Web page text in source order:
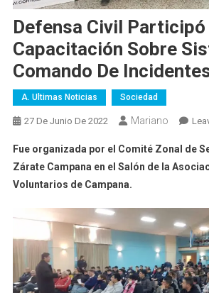
Defensa Civil Participó
Capacitación Sobre
Comando De
A. Ultimas Noticias Sociedad
27 De Junio De 2022 Mariano
Fue organizada por el Comité Zonal de
Zárate Campana en el Salón de la
Voluntarios de Campana.